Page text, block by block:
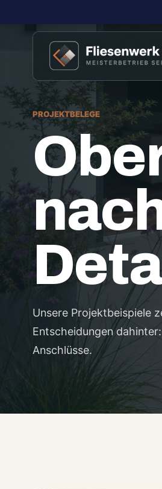
PROJEKTBELEGE
Unsere Projektbeispiele
Entscheidungen
Anschlüsse.